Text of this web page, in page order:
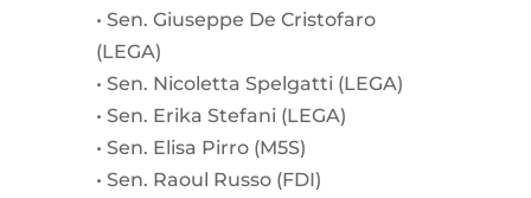
•⁠ ⁠Sen. Giuseppe De Cristofaro
(LEGA)
•⁠ ⁠Sen. Nicoletta Spelgatti (LEGA)
•⁠ ⁠Sen. Erika Stefani (LEGA)
•⁠ ⁠Sen. Elisa Pirro (M5S)
•⁠ ⁠Sen. Raoul Russo (FDI)